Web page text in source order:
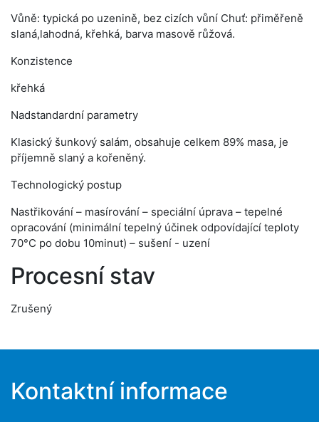
Vůně: typická po uzenině, bez cizích vůní Chuť: přiměřeně
slaná,lahodná, křehká, barva masově růžová.
Konzistence
křehká
Nadstandardní parametry
Klasický šunkový salám, obsahuje celkem 89% masa, je
příjemně slaný a kořeněný.
Technologický postup
Nastřikování – masírování – speciální úprava – tepelné
opracování (minimální tepelný účinek odpovídající teploty
70°C po dobu 10minut) – sušení - uzení
Procesní stav
Zrušený
Kontaktní informace